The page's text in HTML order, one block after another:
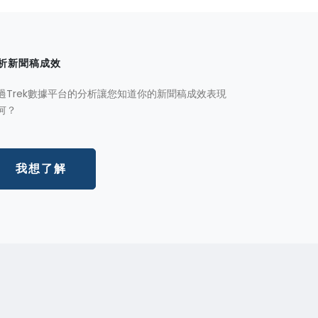
新聞稿成效
Trek數據平台的分析讓您知道你的新聞稿成效表現
？
我想了解